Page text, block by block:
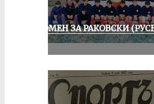
СПОМЕН ЗА РАКОВСКИ